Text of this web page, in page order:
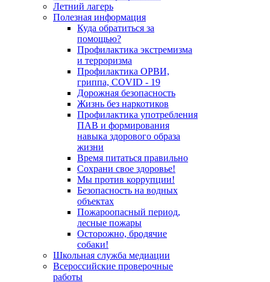
Летний лагерь
Полезная информация
Куда обратиться за
помощью?
Профилактика экстремизма
и терроризма
Профилактика ОРВИ,
гриппа, COVID - 19
Дорожная безопасность
Жизнь без наркотиков
Профилактика употребления
ПАВ и формирования
навыка здорового образа
жизни
Время питаться правильно
Сохрани свое здоровье!
Мы против коррупции!
Безопасность на водных
объектах
Пожароопасный период,
лесные пожары
Осторожно, бродячие
собаки!
Школьная служба медиации
Всероссийские проверочные
работы